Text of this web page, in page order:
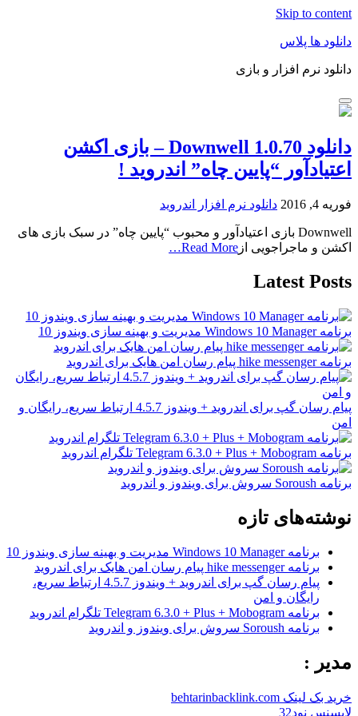
Skip to content
دانلود ها پلاس
دانلود نرم افزار و بازی
دانلود Downwell 1.0.70 – بازی اکشن
اعتیادآور “پایین چاه” اندروید !
فوریه 4, 2016 دانلود نرم افزار اندروید
Downwell بازی اعتیادآور و محبوب “پایین چاه” در سبک بازی های
اکشن و ماجراجویی از Read More…
Latest Posts
برنامه Windows 10 Manager مدیریت و بهینه سازی ویندوز 10
برنامه hike messenger پیام‌ رسان‌ امن هایک برای اندروید
پیام رسان گپ برای اندروید + ویندوز 4.5.7 ارتباط سریع، رایگان و
امن
برنامه Telegram 6.3.0 + Plus + Mobogram تلگرام اندروید
برنامه Soroush سروش برای ویندوز و اندروید
نوشته‌های تازه
برنامه Windows 10 Manager مدیریت و بهینه سازی ویندوز 10
برنامه hike messenger پیام‌ رسان‌ امن هایک برای اندروید
پیام رسان گپ برای اندروید + ویندوز 4.5.7 ارتباط سریع،
رایگان و امن
برنامه Telegram 6.3.0 + Plus + Mobogram تلگرام اندروید
برنامه Soroush سروش برای ویندوز و اندروید
مدیر :
خرید بک لینک behtarinbacklink.com
لایسنس نود32